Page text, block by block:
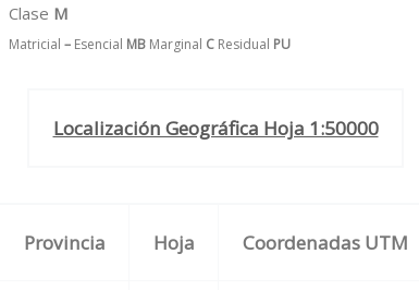
Clase M
Matricial – Esencial MB Marginal C Residual PU
Localización Geográfica Hoja 1:50000
Provincia Hoja Coordenadas UTM